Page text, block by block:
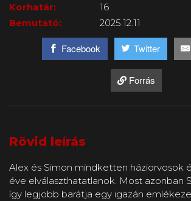
Korhatár:
16
Bemutató:
2025.12.11
Facebook Twitter
Forrás
Rövid leírás
Alex és Simon mindketten háziorvosok
éve elválaszthatatlanok. Most azonban
így legjobb barátja egy igazán